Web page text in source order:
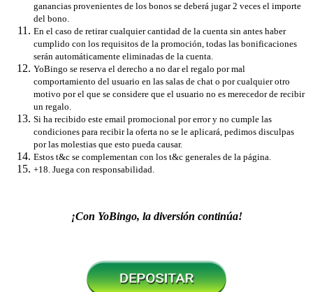
ganancias provenientes de los bonos se deberá jugar 2 veces el importe
del bono.
En el caso de retirar cualquier cantidad de la cuenta sin antes haber
cumplido con los requisitos de la promoción, todas las bonificaciones
serán automáticamente eliminadas de la cuenta.
YoBingo se reserva el derecho a no dar el regalo por mal
comportamiento del usuario en las salas de chat o por cualquier otro
motivo por el que se considere que el usuario no es merecedor de recibir
un regalo.
Si ha recibido este email promocional por error y no cumple las
condiciones para recibir la oferta no se le aplicará, pedimos disculpas
por las molestias que esto pueda causar.
Estos t&c se complementan con los t&c generales de la página.
+18. Juega con responsabilidad.
¡Con YoBingo, la diversión continúa!